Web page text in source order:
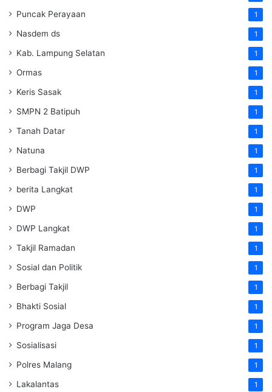
Puncak Perayaan 1
Nasdem ds 1
Kab. Lampung Selatan 1
Ormas 1
Keris Sasak 1
SMPN 2 Batipuh 1
Tanah Datar 1
Natuna 1
Berbagi Takjil DWP 1
berita Langkat 1
DWP 1
DWP Langkat 1
Takjil Ramadan 1
Sosial dan Politik 1
Berbagi Takjil 1
Bhakti Sosial 1
Program Jaga Desa 1
Sosialisasi 1
Polres Malang 1
Lakalantas 1